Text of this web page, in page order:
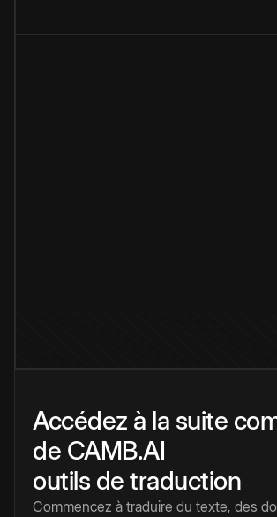
Accédez à la suite
de CAMB.AI
outils de traduction
Commencez à traduire du texte, des